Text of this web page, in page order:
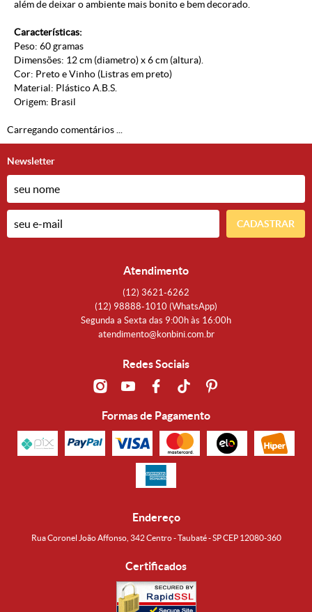
além de deixar o ambiente mais bonito e bem decorado.
Características:
Peso: 60 gramas
Dimensões: 12 cm (diametro) x 6 cm (altura).
Cor: Preto e Vinho (Listras em preto)
Material: Plástico A.B.S.
Origem: Brasil
Carregando comentários ...
Newsletter
CADASTRAR
Atendimento
(12) 3621-6262
(12) 98888-1010 (WhatsApp)
Segunda a Sexta das 9:00h às 16:00h
atendimento@konbini.com.br
Redes Sociais
Formas de Pagamento
Endereço
Rua Coronel João Affonso, 342 Centro - Taubaté - SP CEP 12080-360
Certificados